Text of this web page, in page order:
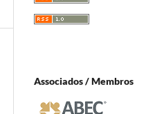
Associados / Membros